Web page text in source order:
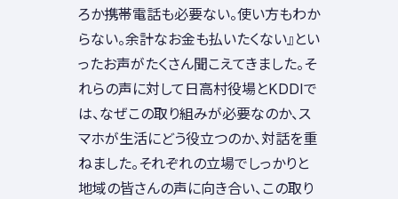
ろか携帯電話も必要ない。使い方もわか
らない。余計なお金も払いたくない』とい
ったお声がたくさん聞こえてきました。そ
れらの声に対して日高村役場とKDDIで
は、なぜこの取り組みが必要なのか、ス
マホが生活にどう役立つのか、対話を重
ねました。それぞれの立場でしっかりと
地域の皆さんの声に向き合い、この取り